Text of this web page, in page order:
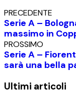
PRECEDENTE
Serie A –
massimo in
PROSSIMO
Serie A –
sarà una bella
Ultimi articoli